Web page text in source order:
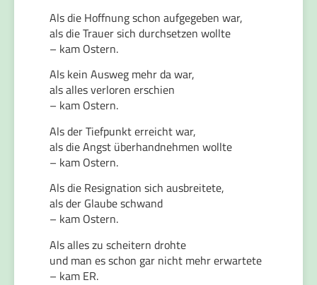
Als die Hoffnung schon aufgegeben war,
als die Trauer sich durchsetzen wollte
– kam Ostern.
Als kein Ausweg mehr da war,
als alles verloren erschien
– kam Ostern.
Als der Tiefpunkt erreicht war,
als die Angst überhandnehmen wollte
– kam Ostern.
Als die Resignation sich ausbreitete,
als der Glaube schwand
– kam Ostern.
Als alles zu scheitern drohte
und man es schon gar nicht mehr erwartete
– kam ER.